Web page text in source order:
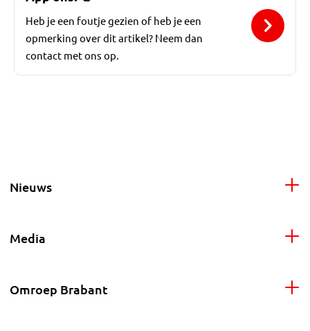
Heb je een foutje gezien of heb je een
opmerking over dit artikel? Neem dan
contact met ons op.
Nieuws
Media
Omroep Brabant